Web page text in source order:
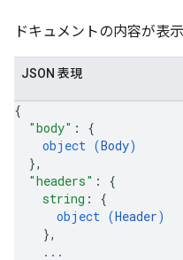
ドキュメントの内容が表
JSON 表現
{
"body" : {
object (Body)
},
"headers" : {
string : {
object (Header)
},
...